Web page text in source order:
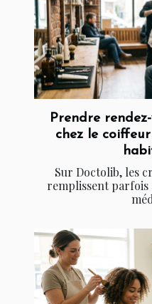
Prendre
chez le
Sur Doctolib, les
remplissent parfois